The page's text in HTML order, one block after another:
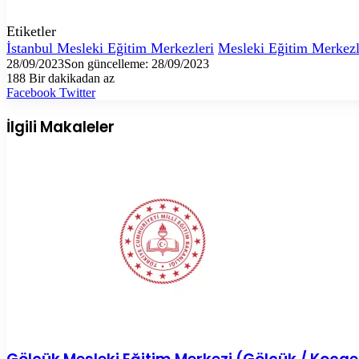
Etiketler
İstanbul Mesleki Eğitim Merkezleri Mesleki Eğitim
28/09/2023Son güncelleme: 28/09/2023
188 Bir dakikadan az
Facebook TwitterLinkedIn
Tumblr
Pinterest
Reddit
VKontakte
E-
ile
paylaş
Yazdır
İlgili Makaleler